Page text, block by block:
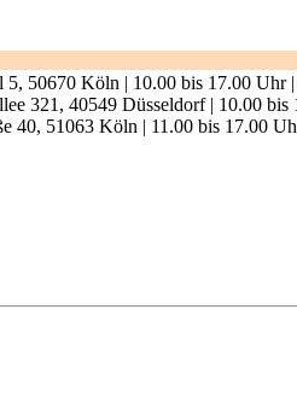
50670 Köln | 10.00 bis 17.00 Uhr
321, 40549 Düsseldorf | 10.00
40, 51063 Köln | 11.00 bis 17.00